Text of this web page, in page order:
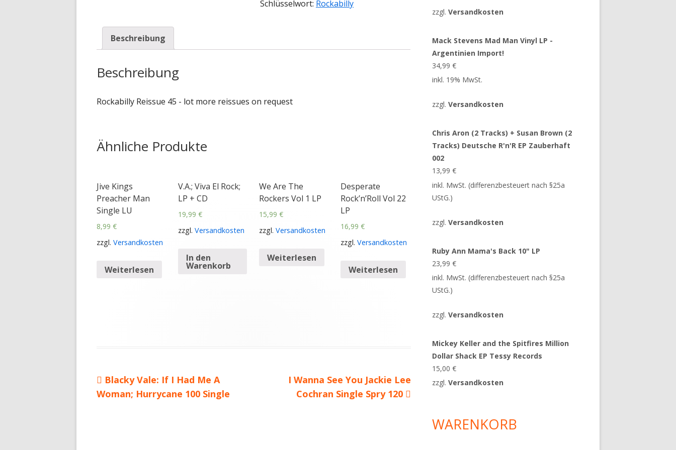
Schlüsselwort: Rockabilly
Beschreibung
Beschreibung
Rockabilly Reissue 45 - lot more reissues on request
Ähnliche Produkte
Jive Kings
Preacher Man
Single LU
8,99 €
zzgl. Versandkosten
Weiterlesen
V.A.; Viva El Rock;
LP + CD
19,99 €
zzgl. Versandkosten
In den
Warenkorb
We Are The
Rockers Vol 1 LP
15,99€
zzgl.Versandkosten
Weiterlesen
Desperate
Rock’n’Roll Vol 22
LP
16,99 €
zzgl. Versandkosten
Weiterlesen
Beitragsnavigation
Vorheriger
Beitrag:
Blacky Vale: If I Had Me A
Woman; Hurrycane 100 Single
Nächster
Beitrag
I Wanna See You Jackie Lee
Cochran Single Spry 120
zzgl.Versandkosten
Mack Stevens Mad Man Vinyl LP -
Argentinien Import!
34,99€
inkl. 19% MwSt.
zzgl.Versandkosten
Chris Aron (2 Tracks) + Susan Brown (2
Tracks) Deutsche R'n'R EP Zauberhaft
002
13,99€
inkl. MwSt. (differenzbesteuert nach §25a
UStG.)
zzgl.Versandkosten
Ruby Ann Mama's Back 10" LP
23,99€
inkl. MwSt. (differenzbesteuert nach §25a
UStG.)
zzgl.Versandkosten
Mickey Keller and the Spitfires Million
Dollar Shack EP Tessy Records
15,00€
zzgl.Versandkosten
WARENKORB